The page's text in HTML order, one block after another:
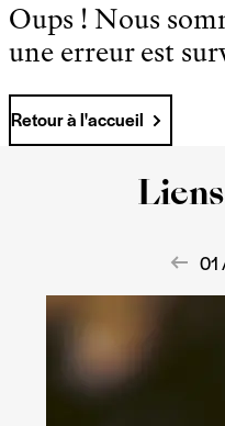
Oups ! Nous
une erreur est
Retour à l'accueil
01